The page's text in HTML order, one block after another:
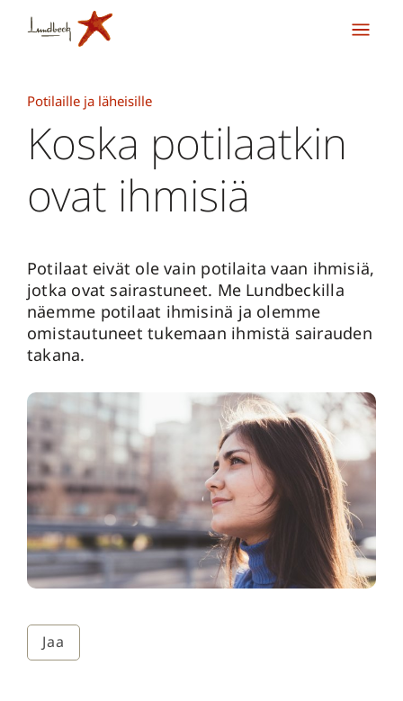
Jaa
Potilaille ja läheisille
Koska potilaatkin
ovat ihmisiä
Potilaat eivät ole vain potilaita vaan ihmisiä,
jotka ovat sairastuneet. Me Lundbeckilla
näemme potilaat ihmisinä ja olemme
omistautuneet tukemaan ihmistä sairauden
takana.